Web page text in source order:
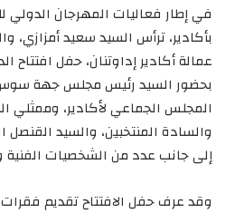
في إطار فعاليات المهرجان
بأكادير، ترأس السيد سعيد
عمالة أكادير إداوتنان، حفل افتتاح
بحضور السيد رئيس مجلس جهة
المجلس الجماعي لأكادير، وممثلي
والسادة المنتخبين، والسيد القنصل
إلى جانب عدد من الشخصيات الفنية
وقد عرف حفل الافتتاح تقديم